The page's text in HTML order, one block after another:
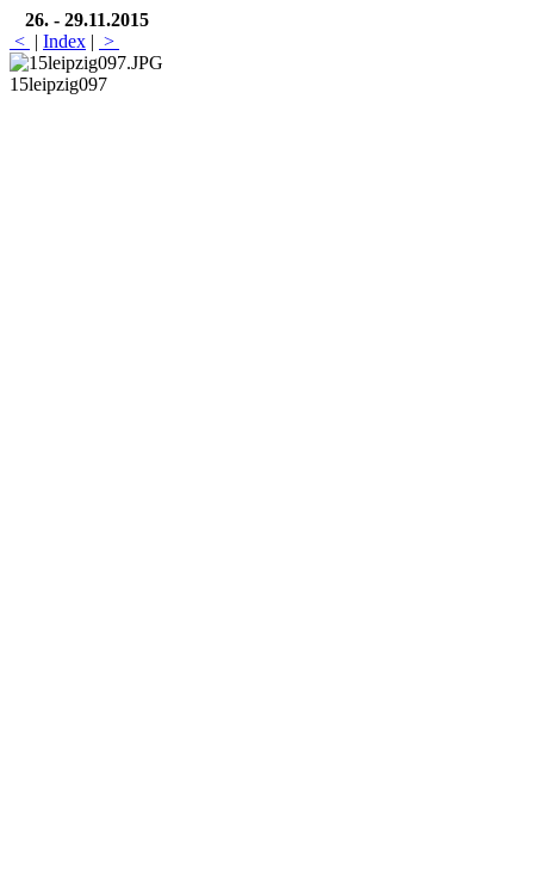
26. - 29.11.2015
< | Index | >
15leipzig097